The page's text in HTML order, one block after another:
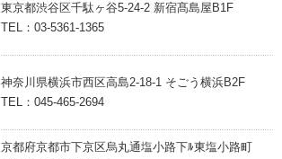
東京都渋谷区千駄ヶ谷5-24-2 新宿髙島屋B1F
TEL：03-5361-1365
神奈川県横浜市西区高島2-18-1 そごう横浜B2F
TEL：045-465-2694
京都府京都市下京区烏丸通塩小路下ﾙ東塩小路町